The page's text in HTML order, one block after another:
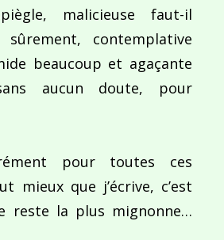
malicieuse faut-il
sûrement, contemplative
beaucoup et agaçante
aucun doute, pour
pour toutes ces
mieux que j’écrive, c’est
reste la plus mignonne…